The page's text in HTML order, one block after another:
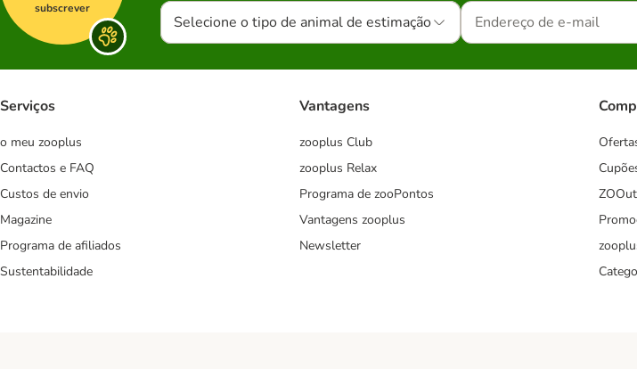
subscrever
Selecione o tipo de animal de estimação
Serviços
o meu zooplus
Contactos e FAQ
Custos de envio
Magazine
Programa de afiliados
Sustentabilidade
Vantagens
zooplus Club
zooplus Relax
Programa de zooPontos
Vantagens zooplus
Newsletter